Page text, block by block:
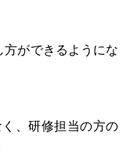
ができるようにな
、研修担当の方の